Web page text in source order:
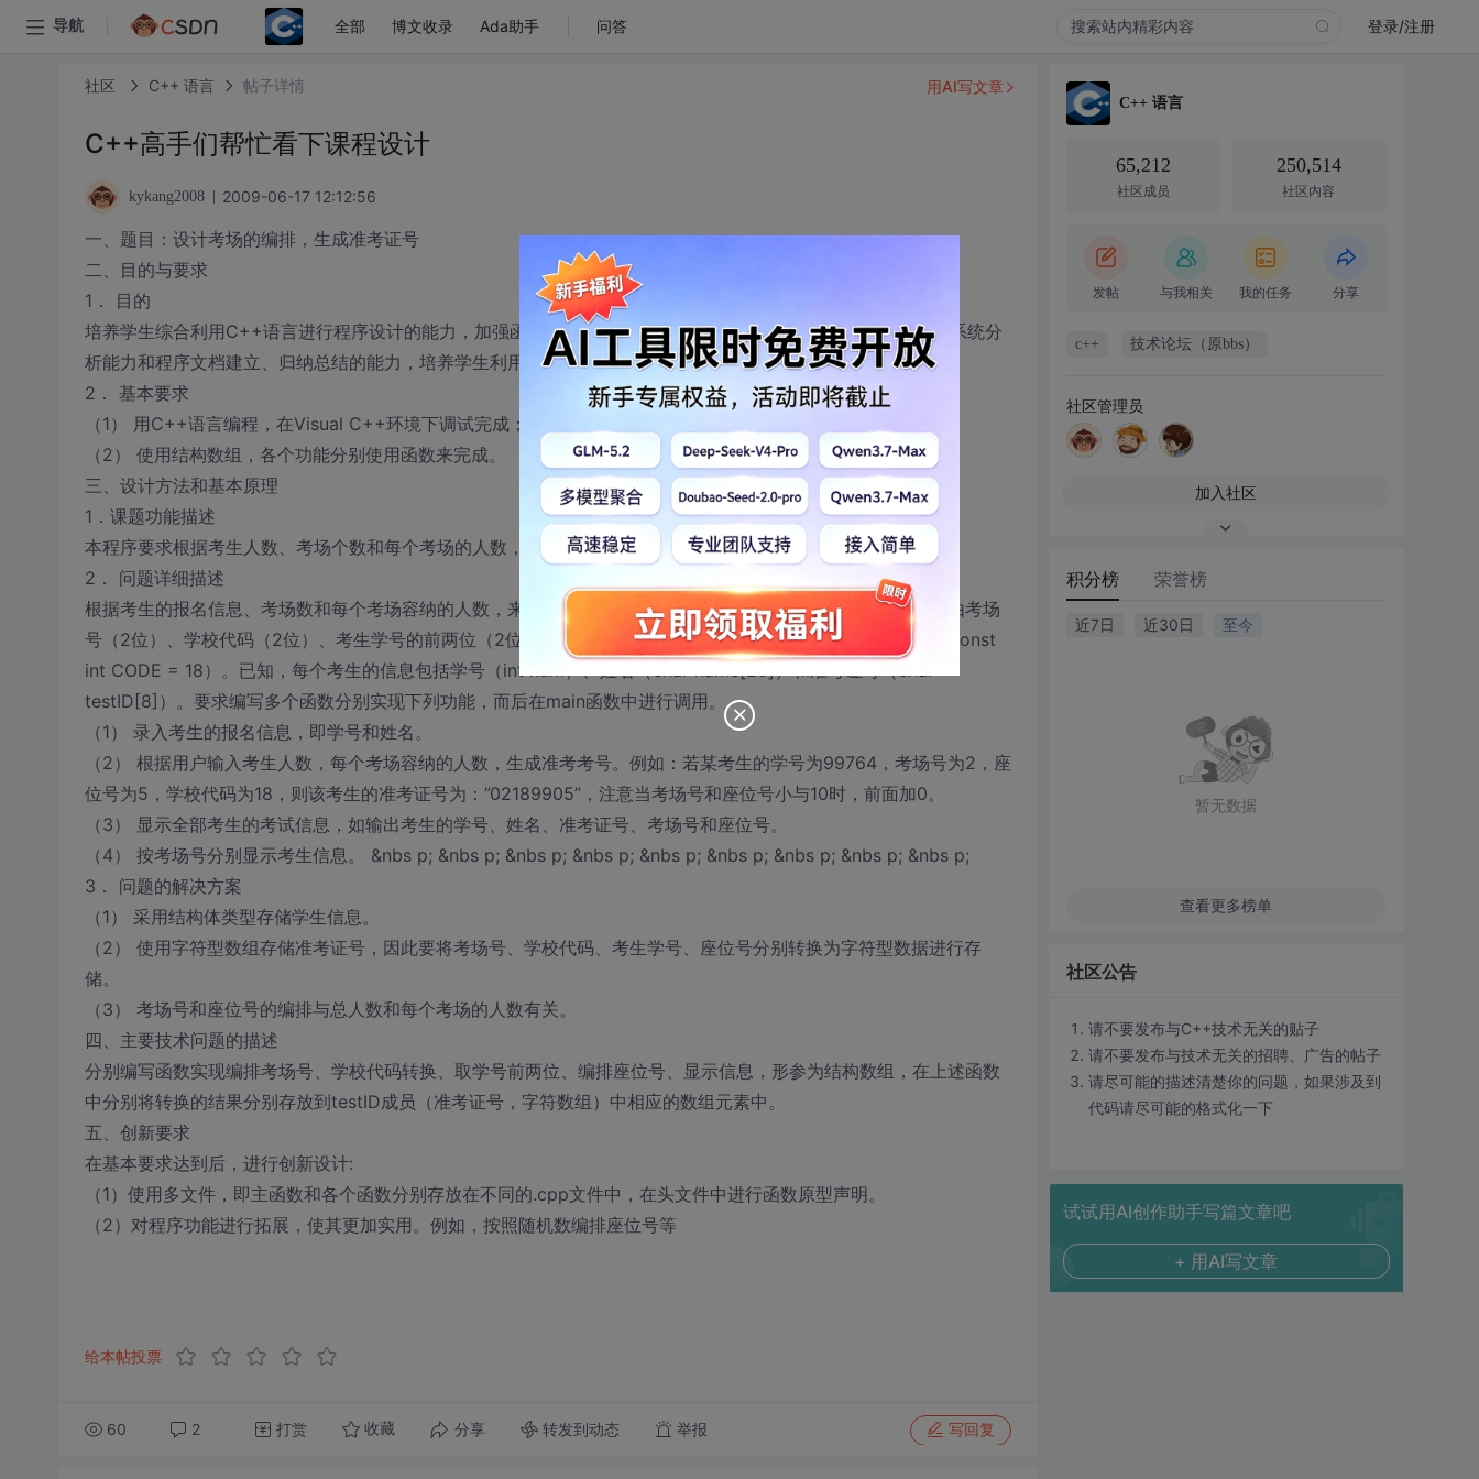
导航 全部 博文收录 Ada助手 问答 登录/注册
社区 C++ 语言 帖子详情
C++高手们帮忙看下课程设计
kykang2008 2009-06-17 12:12:56
一、题目：设计考场的编排，生成准考证号
二、目的与要求
1． 目的
培养学生综合利用C++语言进行程序设计的能力，加强函数的运用及学生对软件工程方法的初步认识，提高软件系统分
析能力和程序文档建立、归纳总结的能力，培养学生利用系统提供的标准函数及典型算法进行设计。
2． 基本要求
（1） 用C++语言编程，在Visual C++环境下调试完成；
（2） 使用结构数组，各个功能分别使用函数来完成。
三、设计方法和基本原理
1．课题功能描述
本程序要求根据考生人数、考场个数和每个考场的人数，为考生生成准考证号，并显示生成的考生信息。
2． 问题详细描述
根据考生的报名信息、考场数和每个考场容纳的人数，来编排考生的准考证号。已知准考证号（字符串）依次由由考场
号（2位）、学校代码（2位）、考生学号的前两位（2位）、座位号（2位）共8位组成，其中学校代码已给定（const
int CODE = 18）。已知，每个考生的信息包括学号（int num）、姓名（char name[20]）和准考证号（char
testID[8]）。要求编写多个函数分别实现下列功能，而后在main函数中进行调用。
（1） 录入考生的报名信息，即学号和姓名。
（2） 根据用户输入考生人数，每个考场容纳的人数，生成准考考号。例如：若某考生的学号为99764，考场号为2，座
位号为5，学校代码为18，则该考生的准考证号为：”02189905”，注意当考场号和座位号小与10时，前面加0。
（3） 显示全部考生的考试信息，如输出考生的学号、姓名、准考证号、考场号和座位号。
（4） 按考场号分别显示考生信息。 &nbs p; &nbs p; &nbs p; &nbs p; &nbs p; &nbs p; &nbs p; &nbs p; &nbs p;
3． 问题的解决方案
（1） 采用结构体类型存储学生信息。
（2） 使用字符型数组存储准考证号，因此要将考场号、学校代码、考生学号、座位号分别转换为字符型数据进行存
储。
（3） 考场号和座位号的编排与总人数和每个考场的人数有关。
四、主要技术问题的描述
分别编写函数实现编排考场号、学校代码转换、取学号前两位、编排座位号、显示信息，形参为结构数组，在上述函数
中分别将转换的结果分别存放到testID成员（准考证号，字符数组）中相应的数组元素中。
五、创新要求
在基本要求达到后，进行创新设计:
（1）使用多文件，即主函数和各个函数分别存放在不同的.cpp文件中，在头文件中进行函数原型声明。
（2）对程序功能进行拓展，使其更加实用。例如，按照随机数编排座位号等
给本帖投票
60 2 打赏 收藏 分享 转发到动态 举报 写回复
用AI写文章
C++ 语言
65,212
社区成员
250,514
社区内容
发帖 与我相关 我的任务 分享
c++ 技术论坛（原bbs）
社区管理员
加入社区
积分榜 荣誉榜
近7日 近30日 至今
暂无数据
查看更多榜单
社区公告
请不要发布与C++技术无关的贴子
请不要发布与技术无关的招聘、广告的帖子
请尽可能的描述清楚你的问题，如果涉及到
代码请尽可能的格式化一下
试试用AI创作助手写篇文章吧
+ 用AI写文章